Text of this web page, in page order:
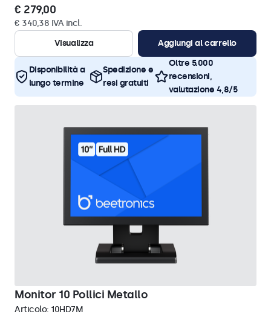
€ 279,00
€ 340,38 IVA incl.
Visualizza
Aggiungi al carrello
Disponibilità a
lungo termine
Spedizione e
resi gratuiti
Oltre 5.000
recensioni,
valutazione 4,8/5
Monitor 10 Pollici Metallo
Articolo: 10HD7M